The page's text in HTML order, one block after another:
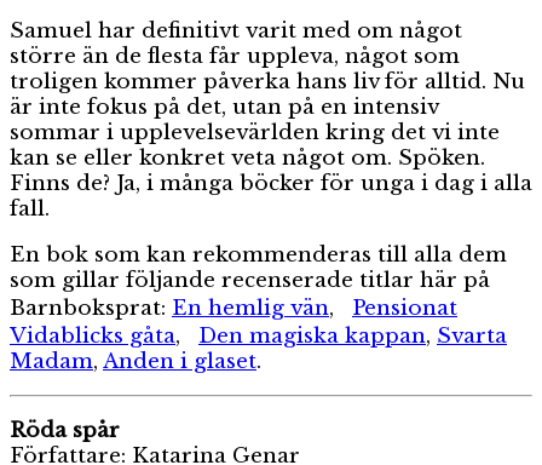
Samuel har definitivt varit med om något
större än de flesta får uppleva, något som
troligen kommer påverka hans liv för alltid. Nu
är inte fokus på det, utan på en intensiv
sommar i upplevelsevärlden kring det vi inte
kan se eller konkret veta något om. Spöken.
Finns de? Ja, i många böcker för unga i dag i alla
fall.
En bok som kan rekommenderas till alla dem
som gillar följande recenserade titlar här på
Barnboksprat: En hemlig vän, Pensionat
Vidablicks gåta, Den magiska kappan, Svarta
Madam, Anden i glaset.
Röda spår
Författare: Katarina Genar